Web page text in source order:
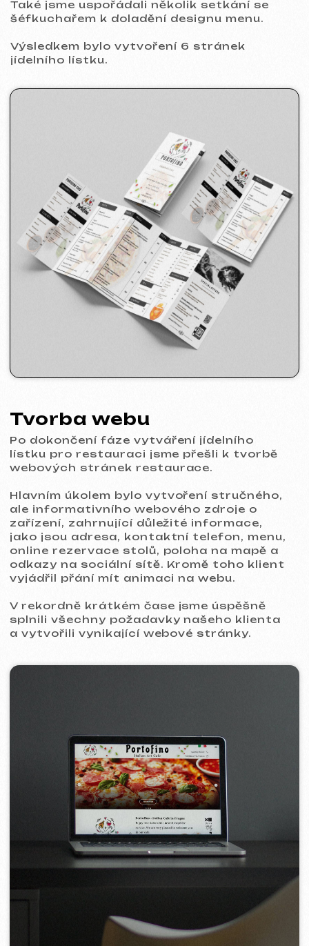
Tvorba webu
Po dokončení fáze vytváření jídelního
lístku pro restauraci jsme přešli k tvorbě
Hlavním úkolem bylo vytvoření stručného,
online rezervace stolů, poloha na mapě a
odkazy na sociální sítě. Kromě toho klient
vyjádřil přání mít animaci na webu.
V rekordně krátkém čase jsme úspěšně
splnili všechny požadavky našeho klienta
a vytvořili vynikající webové stránky.
Analýza klíčových slov:
Určili jsme optimální klíčová slova a fráze
pro výsledky vyhledávání pomocí průzkumů
s využitím umělé inteligence a analýzy
Název a popis:
Nastavili jsme metatagy titulek a popisu k
zvýšení pozornosti.